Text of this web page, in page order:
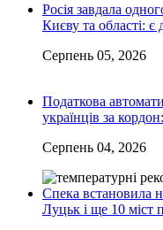
Росія завдала
Києву та області: є
Серпень 05, 2026
Податкова
українців за
Серпень 04, 2026
Спека встановила
Луцьк і ще 10 міст